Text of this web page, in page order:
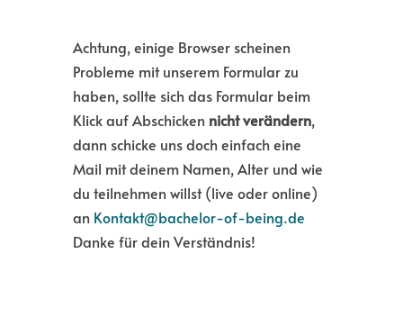
Achtung, einige Browser scheinen
Probleme mit unserem Formular zu
haben, sollte sich das Formular beim
Klick auf Abschicken nicht verändern,
dann schicke uns doch einfach eine
Mail mit deinem Namen, Alter und wie
du teilnehmen willst (live oder online)
an Kontakt@bachelor-of-being.de
Danke für dein Verständnis!